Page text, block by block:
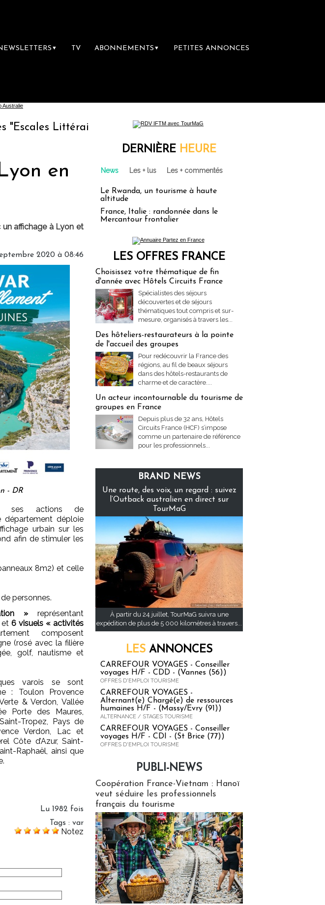
▼ TV ABONNEMENTS ▼ PETITES ANNONCES
Littéraires", la première librairie du voyage
en
affichage à Lyon et
2020 à 08:46
- DR
ses actions de
département déploie
urbain sur les
afin de stimuler les
8m2) et celle
personnes.
»représentant
et 6 visuels « activités
composent
(rosé avec la filière
golf, nautisme et
varois se sont
: Toulon Provence
& Verdon, Vallée
Porte des Maures,
Tropez, Pays de
Verdon, Lac et
Côte d’Azur, Saint-
Raphaël, ainsi que
Lu 1982 fois
Tags : var
Notez
DERNIÈRE HEURE
News Les + lus Les + commentés
Le Rwanda, un tourisme à haute
altitude
France, Italie : randonnée dans le
Mercantour frontalier
LES OFFRES FRANCE
Choisissez votre thématique de fin
d'année avec Hôtels Circuits France
Spécialistes des séjours
découvertes et de séjours
thématiques tout compris et sur-
mesure, organisés à travers les...
Des hôteliers-restaurateurs à la pointe
de l'accueil des groupes
Pour redécouvrir la France des
régions, au fil de beaux séjours
dans des hôtels-restaurants de
charme et de caractère....
Un acteur incontournable du tourisme de
groupes en France
Depuis plus de 32 ans, Hôtels
Circuits France (HCF) s’impose
comme un partenaire de référence
pour les professionnels...
BRAND NEWS
Une route, des voix, un regard : suivez
l’Outback australien en direct sur
TourMaG
À partir du 24 juillet, TourMaG suivra une
expédition de plus de 5 000 kilomètres à travers...
LES ANNONCES
CARREFOUR VOYAGES - Conseiller
voyages H/F - CDD - (Vannes (56))
OFFRES D'EMPLOI TOURISME
CARREFOUR VOYAGES -
Alternant(e) Chargé(e) de ressources
humaines H/F - (Massy/Evry (91))
ALTERNANCE / STAGES TOURISME
CARREFOUR VOYAGES - Conseiller
voyages H/F - CDI - (St Brice (77))
OFFRES D'EMPLOI TOURISME
PUBLI-NEWS
Coopération France-Vietnam : Hanoï
veut séduire les professionnels
français du tourisme